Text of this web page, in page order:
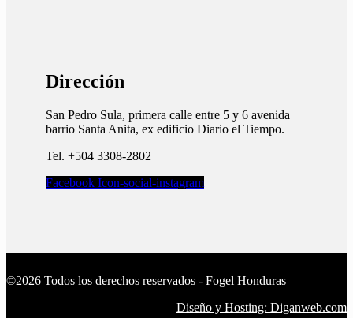
Dirección
San Pedro Sula, primera calle entre 5 y 6 avenida
barrio Santa Anita, ex edificio Diario el Tiempo.​
Tel. +504 3308-2802
Facebook Icon-social-instagram
©2026 Todos los derechos reservados - Fogel Honduras
Diseño y Hosting: Diganweb.com